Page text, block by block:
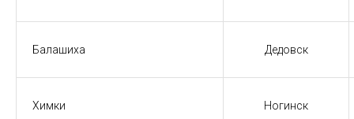
Балашиха Дедовск
Химки Ногинск